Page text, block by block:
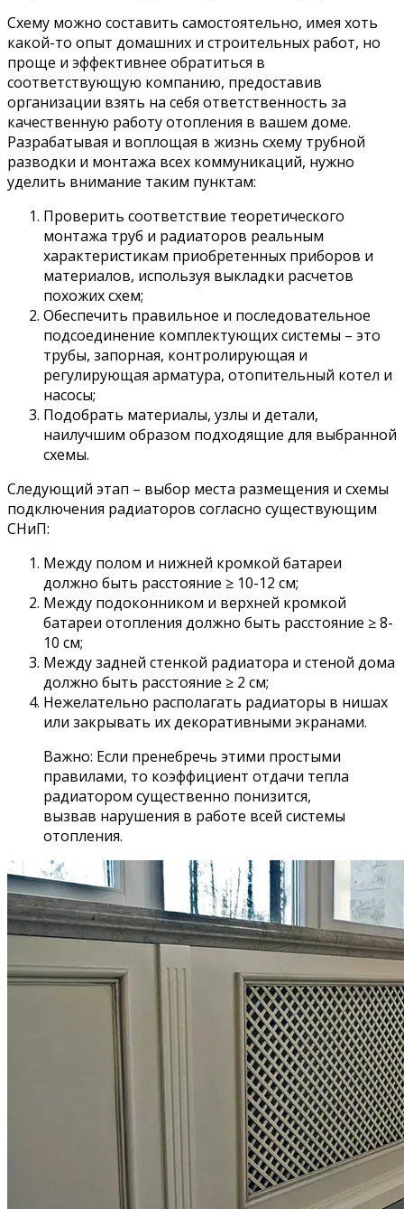
Схему можно составить самостоятельно, имея хоть
какой-то опыт домашних и строительных работ, но
проще и эффективнее обратиться в
соответствующую компанию, предоставив
организации взять на себя ответственность за
качественную работу отопления в вашем доме.
Разрабатывая и воплощая в жизнь схему трубной
разводки и монтажа всех коммуникаций, нужно
уделить внимание таким пунктам:
Проверить соответствие теоретического
монтажа труб и радиаторов реальным
характеристикам приобретенных приборов и
материалов, используя выкладки расчетов
похожих схем;
Обеспечить правильное и последовательное
подсоединение комплектующих системы – это
трубы, запорная, контролирующая и
регулирующая арматура, отопительный котел и
насосы;
Подобрать материалы, узлы и детали,
наилучшим образом подходящие для выбранной
схемы.
Следующий этап – выбор места размещения и схемы
подключения радиаторов согласно существующим
СНиП:
Между полом и нижней кромкой батареи
должно быть расстояние ≥ 10-12 см;
Между подоконником и верхней кромкой
батареи отопления должно быть расстояние ≥ 8-
10 см;
Между задней стенкой радиатора и стеной дома
должно быть расстояние ≥ 2 см;
Нежелательно располагать радиаторы в нишах
или закрывать их декоративными экранами.
Важно: Если пренебречь этими простыми
правилами, то коэффициент отдачи тепла
радиатором существенно понизится,
вызвав нарушения в работе всей системы
отопления.